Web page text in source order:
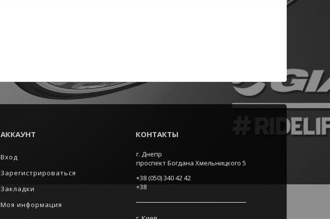
АККАУНТ
Вход
Зарегистрироваться
Закладки
Моя информация
КОНТАКТЫ
г. Днепр
проспект Богдана Хмельницкого 5
+38 (050) 340 42 42
+38